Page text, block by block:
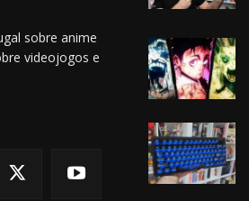
sobre anime
videojogos e